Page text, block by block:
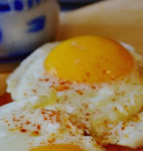
സാധ്യത കുറയ്ക്കുന്നു.